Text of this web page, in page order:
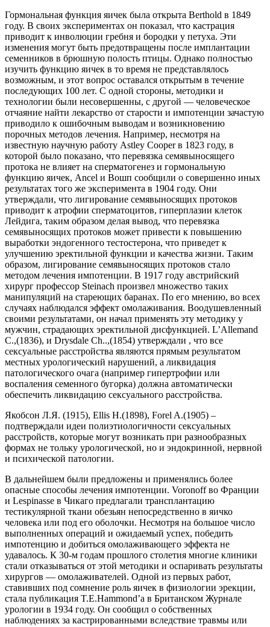
Гормональная функция яичек была открыта Berthold в 1849
году. В своих экспериментах он показал, что кастрация
приводит к инволюции гребня и бородки у петуха. Эти
изменения могут быть предотвращены после имплантации
семенников в брюшную полость птицы. Однако полностью
изучить функцию яичек в то время не представлялось
возможным, и этот вопрос оставался открытым в течение
последующих 100 лет. С одной стороны, методики и
технологии были несовершенны, с другой — человеческое
отчаяние найти лекарство от старости и импотенции зачастую
приводило к ошибочным выводам и возникновению
порочных методов лечения. Например, несмотря на
известную научную работу Astley Cooper в 1823 году, в
которой было показано, что перевязка семявыносящего
протока не влияет на сперматогенез и гормональную
функцию яичек, Ancel и Вошп сообщили о совершенно иных
результатах того же эксперимента в 1904 году. Они
утверждали, что лигирование семявыносящих протоков
приводит к атрофии сперматоцитов, гиперплазии клеток
Лейдига, таким образом делая вывод, что перевязка
семявыносящих протоков может привести к повышению
выработки эндогенного тестостерона, что приведет к
улучшению эректильной функции и качества жизни. Таким
образом, лигирование семявыносящих протоков стало
методом лечения импотенции. В 1917 году австрийский
хирург профессор Steinach произвел множество таких
манипуляций на стареющих баранах. По его мнению, во всех
случаях наблюдался эффект омолаживания. Воодушевленный
своими результатами, он начал применять эту методику у
мужчин, страдающих эректильной дисфункцией. L’Allemand
C.,(1836), и Drysdale Ch..,(1854) утверждали , что все
сексуальные расстройства являются прямым результатом
местных урологический нарушений, а ликвидация
патологического очага (например гипертрофии или
воспаления семенного бугорка) должна автоматически
обеспечить ликвидацию сексуального расстройства.
Якобсон Л.Я. (1915), Ellis H.(1898), Forel A.(1905) –
подтверждали идеи полиэтиологичности сексуальных
расстройств, которые могут возникать при разнообразных
формах не тольку урологической, но и эндокринной, нервной
и психической патологии.
В дальнейшем были предложены и применялись более
опасные способы лечения импотенции. Voronoff во Франции
и Lespinasse в Чикаго предлагали трансплантацию
тестикулярной ткани обезьян непосредственно в яичко
человека или под его оболочки. Несмотря на большое число
выполненных операций и ожидаемый успех, победить
импотенцию и добиться омолаживающего эффекта не
удавалось. К 30-м годам прошлого столетия многие клиники
стали отказываться от этой методики и оспаривать результаты
хирургов — омолаживателей. Одной из первых работ,
ставивших под сомнение роль яичек в физиологии эрекции,
стала публикация T.E.Hammond’a в Британском Журнале
урологии в 1934 году. Он сообщил о собственных
наблюдениях за кастрированными вследствие травмы или